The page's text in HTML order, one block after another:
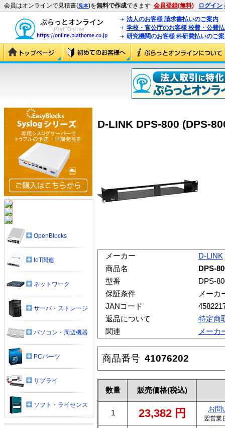
会員はオンラインで見積書(見本)を無料で作成できます 会員登録(無料) ログイン
法人のお客様 請求書払いのご案内
学校・官公庁のお客様 校費・公費
研究機関のお客様 科研費払いのご
D-LINK DPS-800 (DPS-
メーカー
D-LINK
商品名
DPS-
型番
DPS-
保証条件
メーカ
JANコード
返品について
特定商
関連
メーカ
商品番号 41076202
数量 販売価格(税込)
1 23,382 円 お問
翌営業
OpenBlocks
IoT関連
ネットワーク
サーバ・ストレージ
パソコン・周辺機器
PCパーツ
サプライ
ソフト・ライセンス